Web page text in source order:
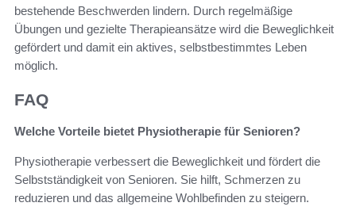
bestehende Beschwerden lindern. Durch regelmäßige
Übungen und gezielte Therapieansätze wird die Beweglichkeit
gefördert und damit ein aktives, selbstbestimmtes Leben
möglich.
FAQ
Welche Vorteile bietet Physiotherapie für Senioren?
Physiotherapie verbessert die Beweglichkeit und fördert die
Selbstständigkeit von Senioren. Sie hilft, Schmerzen zu
reduzieren und das allgemeine Wohlbefinden zu steigern.